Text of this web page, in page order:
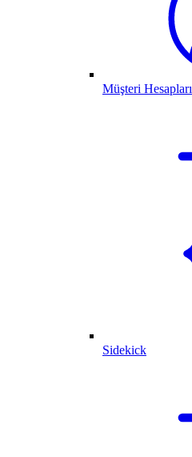
Müşteri Hesapları
Sidekick